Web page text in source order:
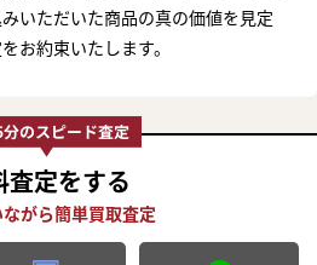
いただいた商品の真の価値を見定
お約束いたします。
査定をする